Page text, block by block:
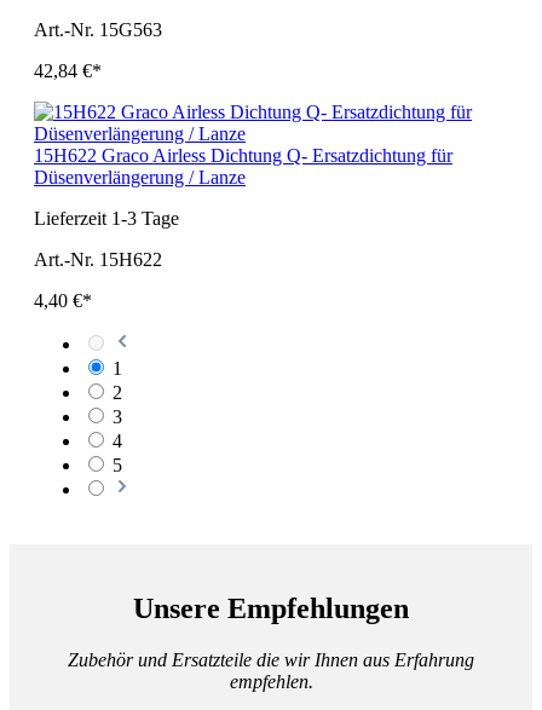
Art.-Nr. 15G563
42,84 €*
15H622 Graco Airless Dichtung Q- Ersatzdichtung für
Düsenverlängerung / Lanze
Lieferzeit 1-3 Tage
Art.-Nr. 15H622
4,40 €*
1
2
3
4
5
Unsere Empfehlungen
Zubehör und Ersatzteile die wir Ihnen aus Erfahrung
empfehlen.